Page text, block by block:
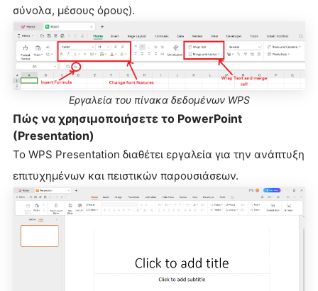
σύνολα, μέσους όρους).
Εργαλεία του πίνακα δεδομένων WPS
Πώς να χρησιμοποιήσετε το PowerPoint
(Presentation)
Το WPS Presentation διαθέτει εργαλεία για την ανάπτυξη
επιτυχημένων και πειστικών παρουσιάσεων.